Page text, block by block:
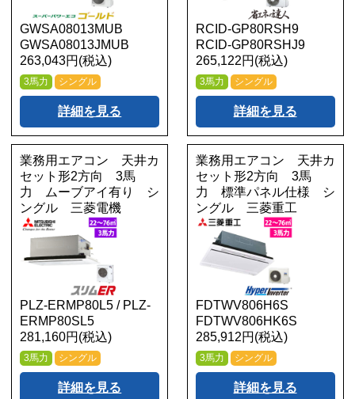
GWSA08013MUB
GWSA08013JMUB
263,043円(税込)
3馬力 シングル
詳細を見る
RCID-GP80RSH9
RCID-GP80RSHJ9
265,122円(税込)
3馬力 シングル
詳細を見る
業務用エアコン 天井カ
セット形2方向 3馬
力 ムーブアイ有り シ
ングル 三菱電機
PLZ-ERMP80L5 / PLZ-
ERMP80SL5
281,160円(税込)
3馬力 シングル
詳細を見る
業務用エアコン 天井カ
セット形2方向 3馬
力 標準パネル仕様 シ
ングル 三菱重工
FDTWV806H6S
FDTWV806HK6S
285,912円(税込)
3馬力 シングル
詳細を見る